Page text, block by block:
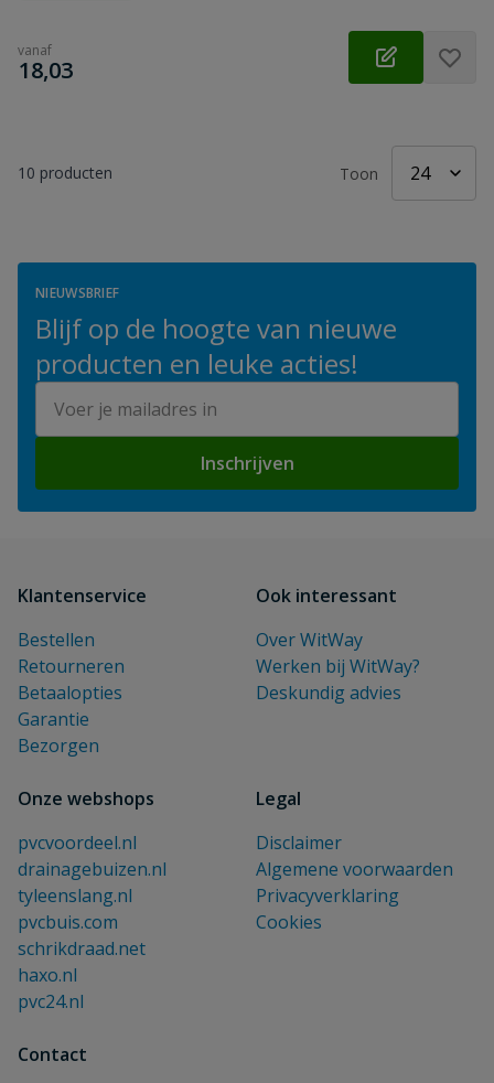
vanaf
€
18,03
10 producten Toon
NIEUWSBRIEF
Blijf op de hoogte van nieuwe
producten en leuke acties!
Inschrijven
Klantenservice
Bestellen
Retourneren
Betaalopties
Garantie
Bezorgen
Ook interessant
Over WitWay
Werken bij WitWay?
Deskundig advies
Onze webshops
pvcvoordeel.nl
drainagebuizen.nl
tyleenslang.nl
pvcbuis.com
schrikdraad.net
haxo.nl
pvc24.nl
Legal
Disclaimer
Algemene voorwaarden
Privacyverklaring
Cookies
Contact